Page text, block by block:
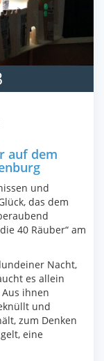
auf dem
und
das dem
40 Räuber“ am
Nacht,
es allein
ihnen
und
zum Denken
eine